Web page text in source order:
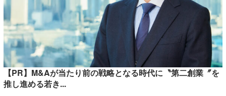
【PR】M&Aが当たり前の戦略となる時代に〝第二創業〞を
推し進める若き...